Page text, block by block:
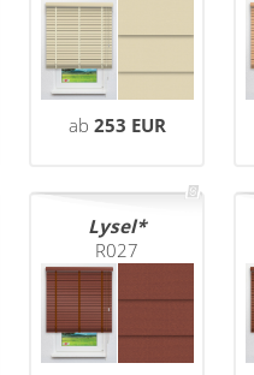
ab 253 EUR
Lysel
R027